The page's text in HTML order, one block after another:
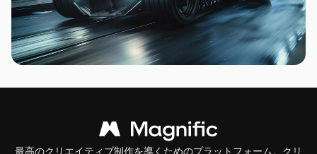
最高のクリエイティブ制作を導くためのプラットフォーム。クリ